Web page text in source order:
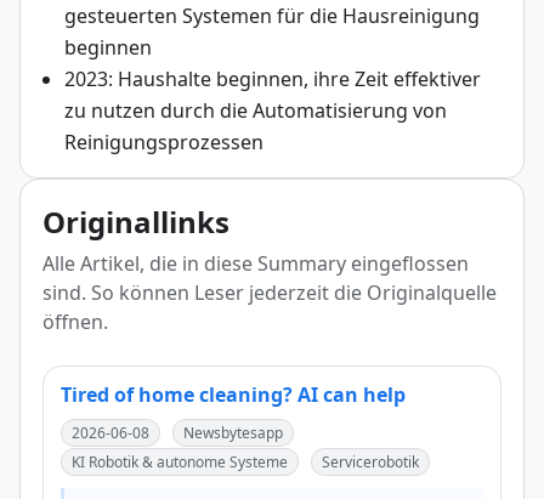
gesteuerten Systemen für die Hausreinigung
beginnen
2023: Haushalte beginnen, ihre Zeit effektiver
zu nutzen durch die Automatisierung von
Reinigungsprozessen
Originallinks
Alle Artikel, die in diese Summary eingeflossen
sind. So können Leser jederzeit die Originalquelle
öffnen.
Tired of home cleaning? AI can help
2026-06-08
Newsbytesapp
KI Robotik & autonome Systeme
Servicerobotik